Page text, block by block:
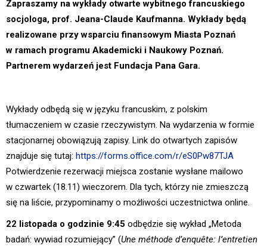
Zapraszamy na wykłady otwarte wybitnego francuskiego
socjologa, prof. Jeana-Claude Kaufmanna. Wykłady będą
realizowane przy wsparciu finansowym Miasta Poznań
w ramach programu Akademicki i Naukowy Poznań.
Partnerem wydarzeń jest Fundacja Pana Gara.
Wykłady odbędą się w języku francuskim, z polskim
tłumaczeniem w czasie rzeczywistym. Na wydarzenia w formie
stacjonarnej obowiązują zapisy. Link do otwartych zapisów
znajduje się tutaj: https://forms.office.com/r/eS0Pw87TJA
Potwierdzenie rezerwacji miejsca zostanie wysłane mailowo
w czwartek (18.11) wieczorem. Dla tych, którzy nie zmieszczą
się na liście, przypominamy o możliwości uczestnictwa online.
22 listopada o godzinie 9:45 odbędzie się wykład „Metoda
badań: wywiad rozumiejący” (Une méthode d’enquête: l’entretien